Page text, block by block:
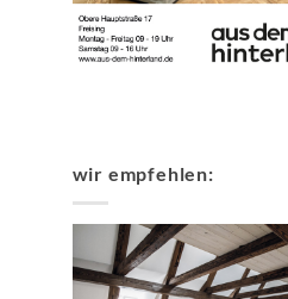
wir empfehlen: